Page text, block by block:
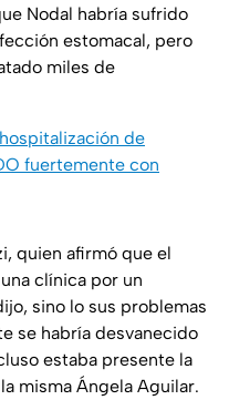
Nodal habría sufrido
estomacal, pero
miles de
de
fuertemente con
quien afirmó que el
clínica por un
sino lo sus problemas
se habría desvanecido
estaba presente la
misma Ángela Aguilar.